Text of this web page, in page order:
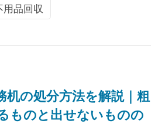
用品回収
机の処分方法を解説｜粗
ものと出せないものの